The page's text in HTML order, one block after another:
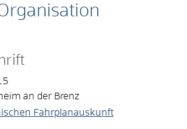
an der Brenz
Fahrplanauskunft